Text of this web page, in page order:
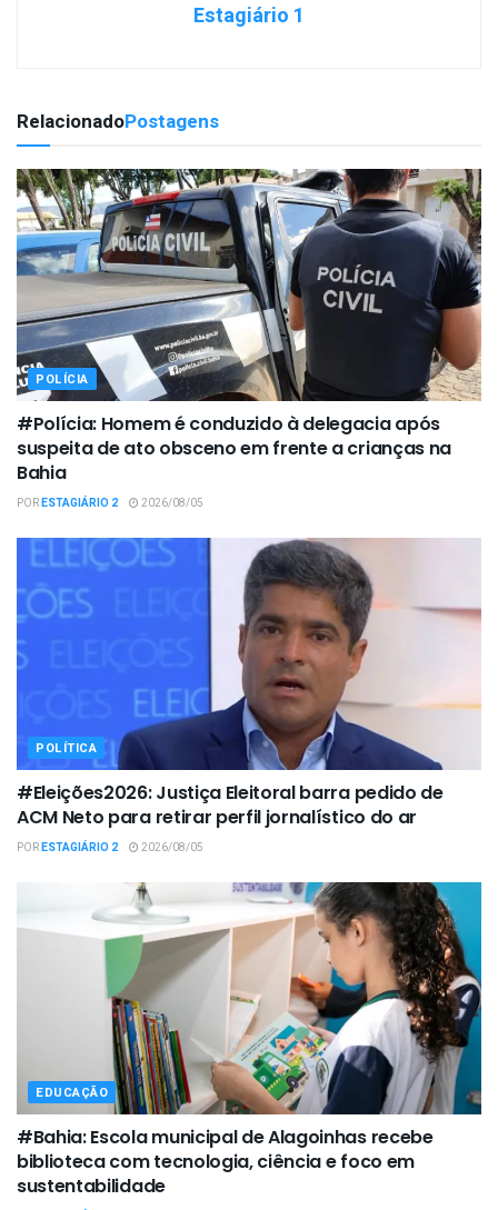
Estagiário 1
RelacionadoPostagens
POLÍCIA
#Polícia: Homem é conduzido à delegacia após
suspeita de ato obsceno em frente a crianças na
Bahia
PORESTAGIÁRIO 2 2026/08/05
POLÍTICA
#Eleições2026: Justiça Eleitoral barra pedido de
ACM Neto para retirar perfil jornalístico do ar
PORESTAGIÁRIO 2 2026/08/05
EDUCAÇÃO
#Bahia: Escola municipal de Alagoinhas recebe
biblioteca com tecnologia, ciência e foco em
sustentabilidade